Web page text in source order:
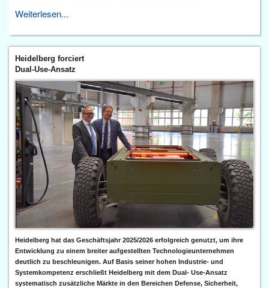
Weiterlesen...
Heidelberg forciert
Dual-Use-Ansatz
Heidelberg hat das Geschäftsjahr 2025/2026 erfolgreich genutzt, um ihre
Entwicklung zu einem breiter aufgestellten Technologieunternehmen
deutlich zu beschleunigen. Auf Basis seiner hohen Industrie- und
Systemkompetenz erschließt Heidelberg mit dem Dual- Use-Ansatz
systematisch zusätzliche Märkte in den Bereichen Defense, Sicherheit,